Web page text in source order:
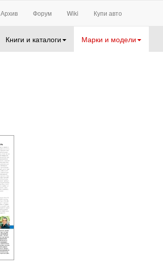
Архив Форум Wiki Купи авто
Книги и каталоги Марки и модели